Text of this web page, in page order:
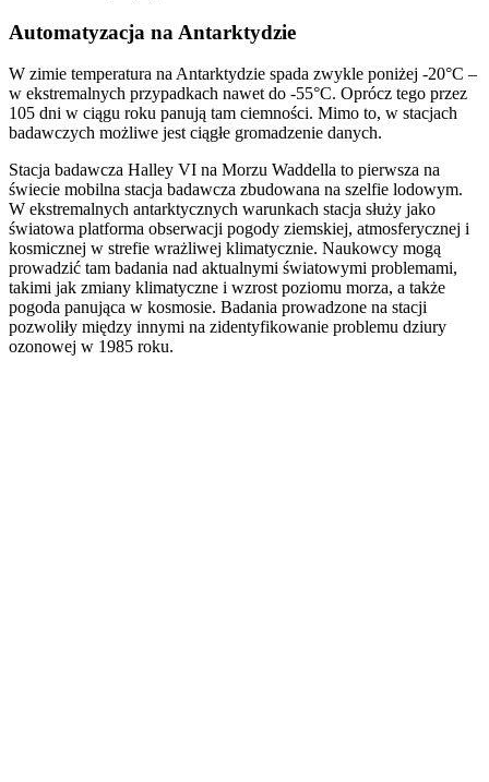
Automatyzacja na Antarktydzie
W zimie temperatura na Antarktydzie spada zwykle poniżej -20°C –
w ekstremalnych przypadkach nawet do -55°C. Oprócz tego przez
105 dni w ciągu roku panują tam ciemności. Mimo to, w stacjach
badawczych możliwe jest ciągłe gromadzenie danych.
Stacja badawcza Halley VI na Morzu Waddella to pierwsza na
świecie mobilna stacja badawcza zbudowana na szelfie lodowym.
W ekstremalnych antarktycznych warunkach stacja służy jako
światowa platforma obserwacji pogody ziemskiej, atmosferycznej i
kosmicznej w strefie wrażliwej klimatycznie. Naukowcy mogą
prowadzić tam badania nad aktualnymi światowymi problemami,
takimi jak zmiany klimatyczne i wzrost poziomu morza, a także
pogoda panująca w kosmosie. Badania prowadzone na stacji
pozwoliły między innymi na zidentyfikowanie problemu dziury
ozonowej w 1985 roku.